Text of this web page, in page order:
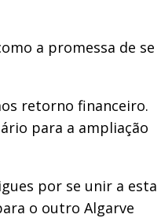
a promessa de se
retorno financeiro.
para a ampliação
por se unir a esta
o outro Algarve